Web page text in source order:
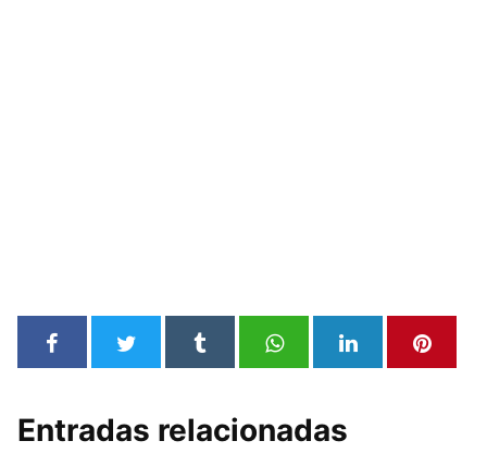
Entradas relacionadas